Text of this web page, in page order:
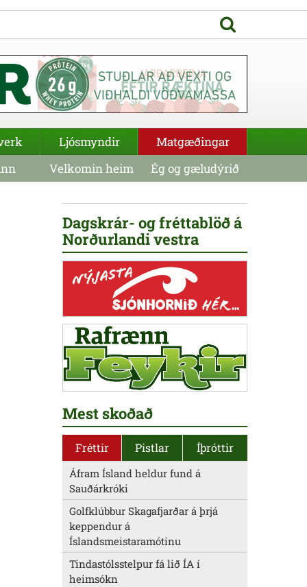
Dagskrár- og fréttablöð á
Norðurlandi vestra
Mest skoðað
Fréttir Pistlar Íþróttir
Áfram Ísland heldur fund á
Sauðárkróki
Golfklúbbur Skagafjarðar á þrjá
keppendur á
Íslandsmeistaramótinu
Tindastólsstelpur fá lið ÍA í
heimsókn
Ljósmyndir
Matgæðingar
Velkomin heim Ég og gæludýrið